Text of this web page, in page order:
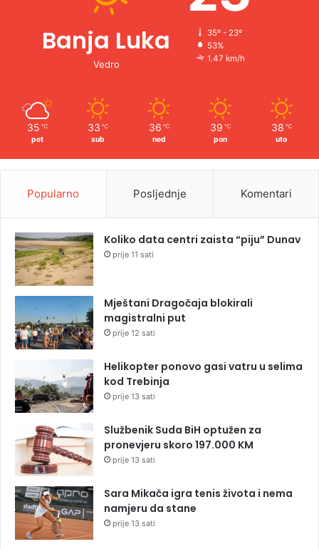
Banja Luka
Vedro
35º - 23º
53%
1.47 km/h
35 ℃
pet
33 ℃
sub
36 ℃
ned
39 ℃
pon
38 ℃
uto
Popularno Posljednje Komentari
Koliko data centri zaista “piju” Dunav
prije 11 sati
Mještani Dragočaja blokirali
magistralni put
prije 12 sati
Helikopter ponovo gasi vatru u selima
kod Trebinja
prije 13 sati
Službenik Suda BiH optužen za
pronevjeru skoro 197.000 KM
prije 13 sati
Sara Mikača igra tenis života i nema
namjeru da stane
prije 13 sati